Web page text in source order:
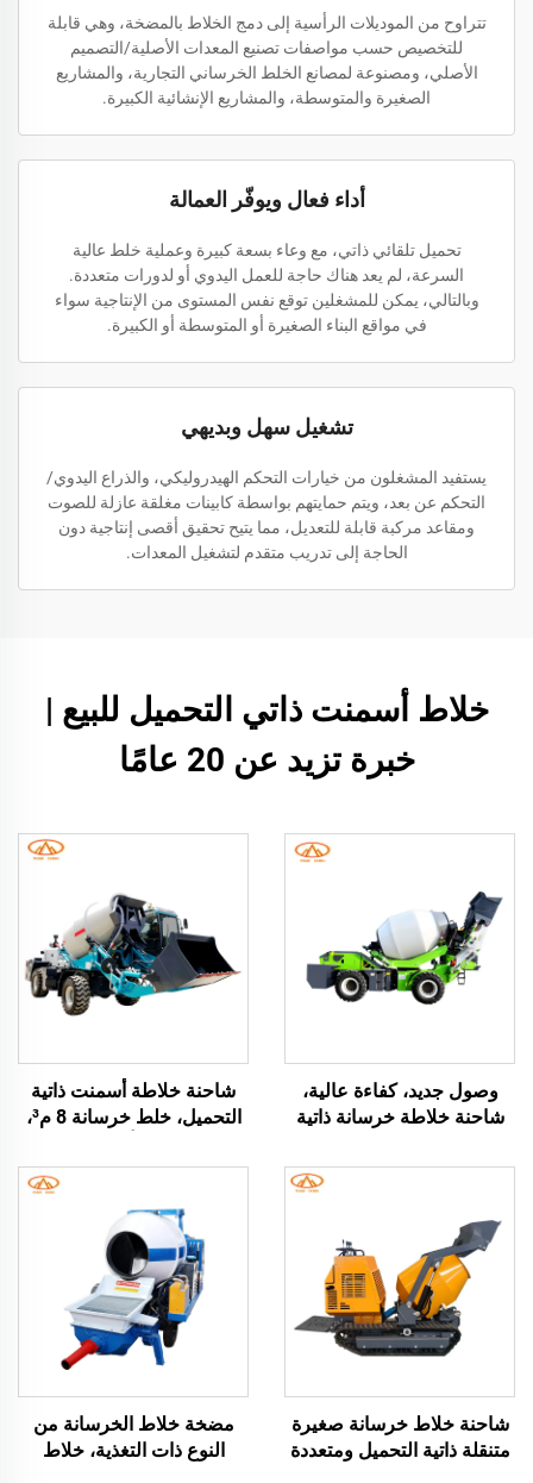
تتراوح من الموديلات الرأسية إلى دمج الخلاط بالمضخة، وهي قابلة
للتخصيص حسب مواصفات تصنيع المعدات الأصلية/التصميم
الأصلي، ومصنوعة لمصانع الخلط الخرساني التجارية، والمشاريع
الصغيرة والمتوسطة، والمشاريع الإنشائية الكبيرة.
أداء فعال ويوفّر العمالة
تحميل تلقائي ذاتي، مع وعاء بسعة كبيرة وعملية خلط عالية
السرعة، لم يعد هناك حاجة للعمل اليدوي أو لدورات متعددة.
وبالتالي، يمكن للمشغلين توقع نفس المستوى من الإنتاجية سواء
في مواقع البناء الصغيرة أو المتوسطة أو الكبيرة.
تشغيل سهل وبديهي
يستفيد المشغلون من خيارات التحكم الهيدروليكي، والذراع اليدوي/
التحكم عن بعد، ويتم حمايتهم بواسطة كابينات مغلقة عازلة للصوت
ومقاعد مركبة قابلة للتعديل، مما يتيح تحقيق أقصى إنتاجية دون
الحاجة إلى تدريب متقدم لتشغيل المعدات.
خلاط أسمنت ذاتي التحميل للبيع |
خبرة تزيد عن 20 عامًا
وصول جديد، كفاءة عالية،
شاحنة خلاطة خرسانة ذاتية
أسطوانة بمحرك 76 كيلوواط
شاحنة خلاطة أسمنت ذاتية
التحميل، خلط خرسانة 8 م³،
التحميل، شاحنة صغيرة لخلط
شاحنة خلاط خرسانة صغيرة
متنقلة ذاتية التحميل ومتعددة
مضخة خلاط الخرسانة من
النوع ذات التغذية، خلاط